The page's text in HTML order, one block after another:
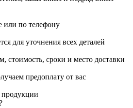
или по телефону
для уточнения всех деталей
стоимость, сроки и место доставки
предоплату от вас
продукции